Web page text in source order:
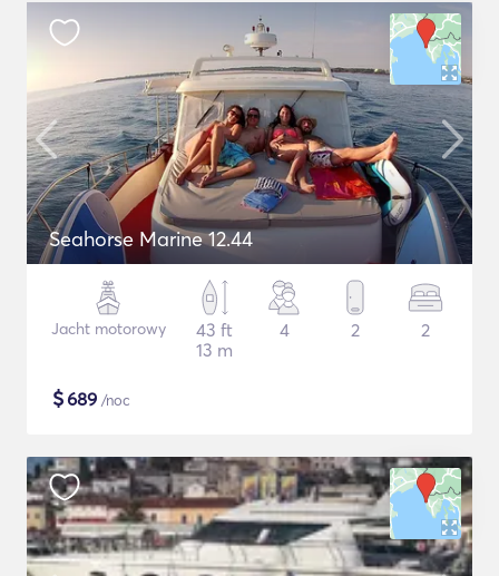
Seahorse Marine 12.44
Jacht motorowy
43 ft
13 m
4 2 2
$689 /noc